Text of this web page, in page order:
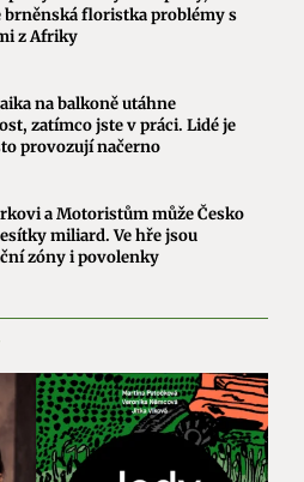
brněnská floristka problémy s
z Afriky
na balkoně utáhne
zatímco jste v práci. Lidé je
provozují načerno
a Motoristům může Česko
miliard. Ve hře jsou
zóny i povolenky